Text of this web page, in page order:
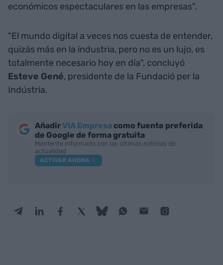
económicos espectaculares en las empresas".
"El mundo digital a veces nos cuesta de entender,
quizás más en la industria, pero no es un lujo, es
totalmente necesario hoy en día", concluyó
Esteve Gené, presidente de la Fundació per la
Indústria.
AñadirVIA Empresa como fuente preferida
de Google de forma gratuita
Mantente informado con las últimas noticias de
actualidad
ACTIVAR AHORA